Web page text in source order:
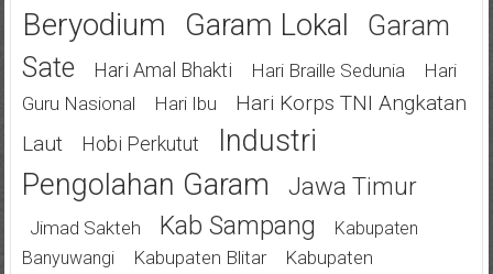
Beryodium
Garam Lokal
Garam
Sate
Hari Amal Bhakti Hari Braille Sedunia
Hari
Guru Nasional
Hari Ibu
Hari Korps TNI Angkatan
Laut
Hobi Perkutut
Industri
Pengolahan Garam
Jawa Timur
Jimad Sakteh Kab Sampang
Kabupaten
Banyuwangi
Kabupaten Blitar
Kabupaten